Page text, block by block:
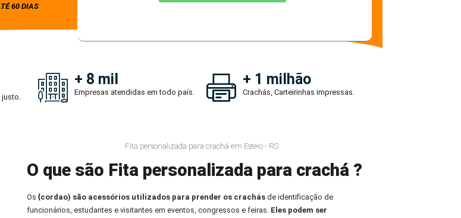
60 DIAS
justo.
+ 8 mil
Empresas atendidas em todo país.
+ 1 milhão
Crachás, Carteirinhas impressas.
Fita personalizada para crachá em Esteio - RS
O que são Fita personalizada para crachá ?
Os {cordao) são acessórios utilizados para prender os crachásde identificação de
funcionários, estudantes e visitantes em eventos, congressos e feiras. Eles podem ser